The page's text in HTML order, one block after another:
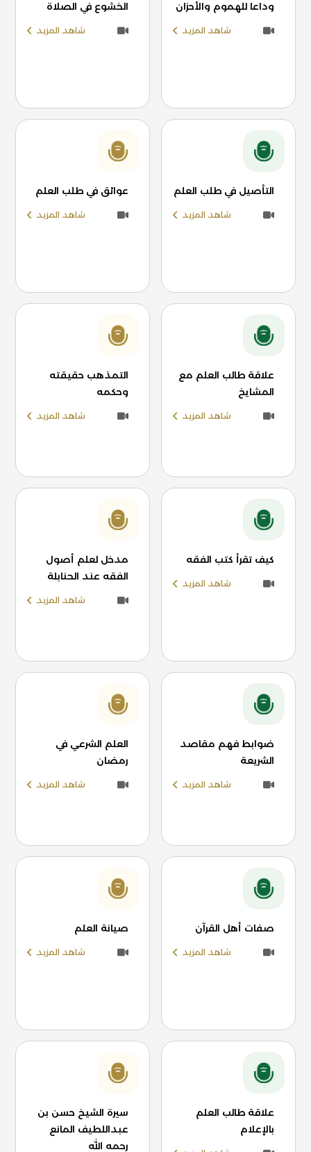
وداعا للهموم والأحزان
شاهد المزيد
الخشوع في الصلاة
شاهد المزيد
التأصيل في طلب العلم
شاهد المزيد
عوائق في طلب العلم
شاهد المزيد
علاقة طالب العلم مع
المشايخ
شاهد المزيد
التمذهب حقيقته
وحكمه
شاهد المزيد
كيف تقرأ كتب الفقه
شاهد المزيد
مدخل لعلم أصول
الفقه عند الحنابلة
شاهد المزيد
ضوابط فهم مقاصد
الشريعة
شاهد المزيد
العلم الشرعي في
رمضان
شاهد المزيد
صفات أهل القرآن
شاهد المزيد
صيانة العلم
شاهد المزيد
علاقة طالب العلم
بالإعلام
سيرة الشيخ حسن بن
عبداللطيف المانع
رحمه الله